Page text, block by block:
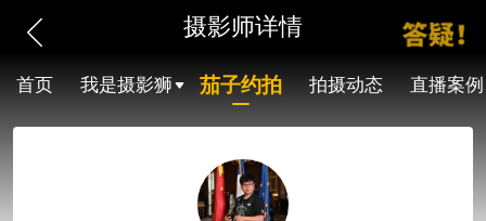
摄影师详情
首页 我是摄影狮 茄子约拍 拍摄动态 直播案例